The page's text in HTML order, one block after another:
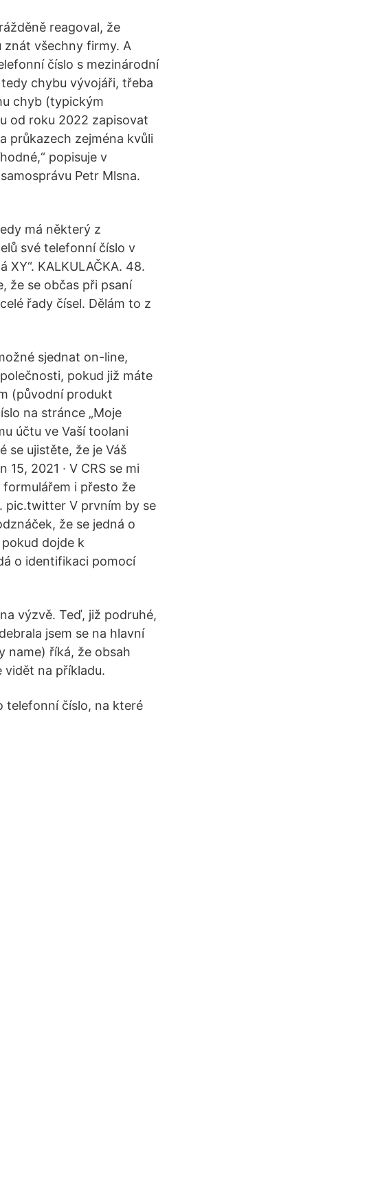
reagoval, že
znát všechny firmy. A
číslo s mezinárodní
chybu vývojáři, třeba
chyb (typickým
od roku 2022 zapisovat
průkazech zejména kvůli
popisuje v
Petr Mlsna.
má některý z
své telefonní číslo v
KALKULAČKA. 48.
že se občas při psaní
řady čísel. Dělám to z
sjednat on-line,
pokud již máte
(původní produkt
na stránce „Moje
účtu ve Vaší toolani
se ujistěte, že je Váš
2021 · V CRS se mi
i přesto že
pic.twitter V prvním by se
že se jedná o
dojde k
o identifikaci pomocí
výzvě. Teď, již podruhé,
jsem se na hlavní
name) říká, že obsah
vidět na příkladu.
telefonní číslo, na které